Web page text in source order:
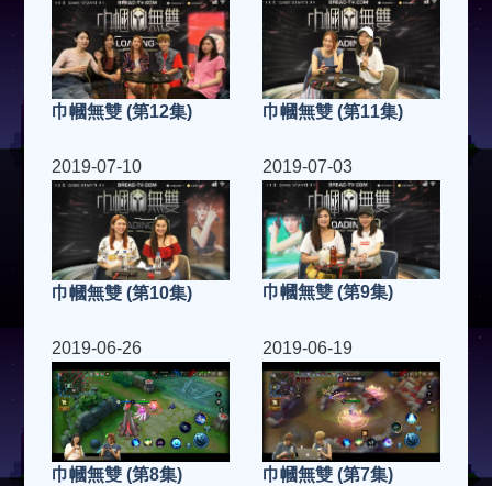
巾幗無雙 (第12集) 巾幗無雙 (第11集)
2019-07-10
巾幗無雙 (第10集)
2019-07-03
巾幗無雙 (第9集)
2019-06-26
巾幗無雙 (第8集)
2019-06-19
巾幗無雙 (第7集)